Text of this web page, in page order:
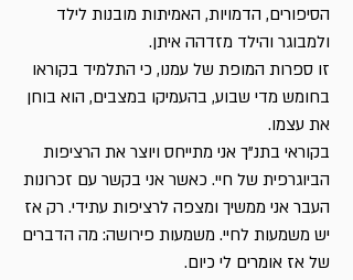
הסיפורים, הדמויות, האמיתות מובנות לילד
ולמבוגר והילד מזדהה איתן.
זו ספרות המופת של עמנו, כי התלמיד בקוראו
בחומש מדי שבוע, בהעמיקו במצבים, הוא בוחן
את עצמו.
בקוראי בתנ"ך אני מתייחס ויוצר את הרציפות
הביוגרפית של חיי. כאשר אני בקשר עם זכרונות
העבר אני ממשיך ומצפה לרציפות עתידי. רק אז
יש משמעות לחיי. משמעות פירושה: מה הדברים
של אז אומרים לי כיום.